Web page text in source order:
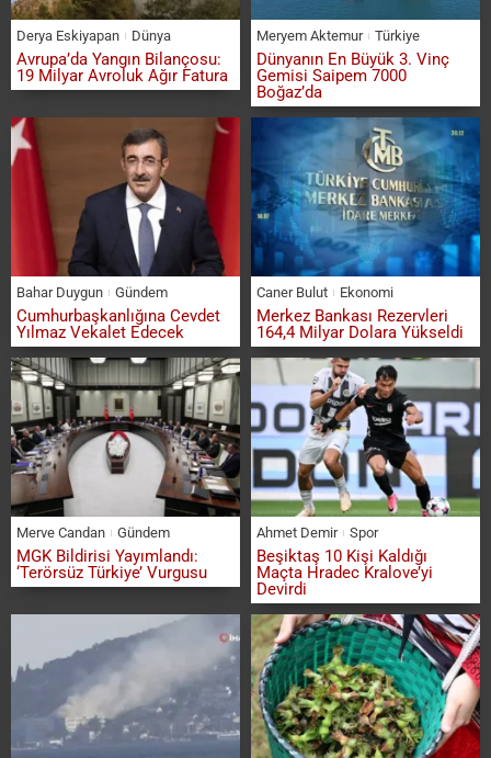
Derya Eskiyapan Dünya
Avrupa’da Yangın Bilançosu:
19 Milyar Avroluk Ağır Fatura
Meryem Aktemur Türkiye
Dünyanın En Büyük 3. Vinç
Gemisi Saipem 7000
Boğaz’da
Bahar Duygun Gündem
Cumhurbaşkanlığına Cevdet
Yılmaz Vekalet Edecek
Caner Bulut Ekonomi
Merkez Bankası Rezervleri
164,4 Milyar Dolara Yükseldi
Merve Candan Gündem
MGK Bildirisi Yayımlandı:
‘Terörsüz Türkiye’ Vurgusu
Ahmet Demir Spor
Beşiktaş 10 Kişi Kaldığı
Maçta Hradec Kralove’yi
Devirdi